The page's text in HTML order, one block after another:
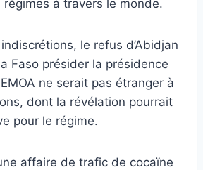
à travers le monde.
le refus d’Abidjan
Faso présider la présidence
ne serait pas étranger à
dont la révélation pourrait
pour le régime.
affaire de trafic de cocaïne